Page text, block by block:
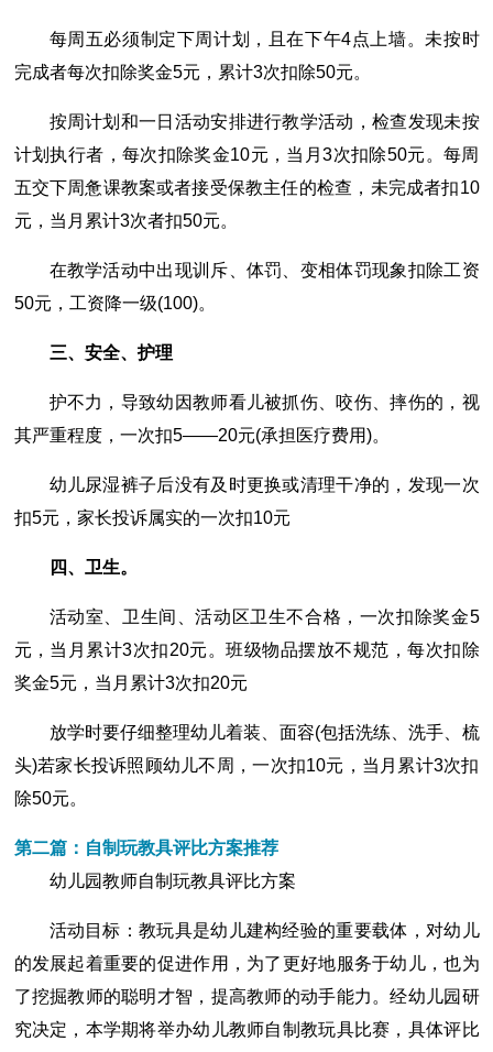
每周五必须制定下周计划，且在下午4点上墙。未按时
完成者每次扣除奖金5元，累计3次扣除50元。
按周计划和一日活动安排进行教学活动，检查发现未按
计划执行者，每次扣除奖金10元，当月3次扣除50元。每周
五交下周惫课教案或者接受保教主任的检查，未完成者扣10
元，当月累计3次者扣50元。
在教学活动中出现训斥、体罚、变相体罚现象扣除工资
50元，工资降一级(100)。
三、安全、护理
护不力，导致幼因教师看儿被抓伤、咬伤、摔伤的，视
其严重程度，一次扣5――20元(承担医疗费用)。
幼儿尿湿裤子后没有及时更换或清理干净的，发现一次
扣5元，家长投诉属实的一次扣10元
四、卫生。
活动室、卫生间、活动区卫生不合格，一次扣除奖金5
元，当月累计3次扣20元。班级物品摆放不规范，每次扣除
奖金5元，当月累计3次扣20元
放学时要仔细整理幼儿着装、面容(包括洗练、洗手、梳
头)若家长投诉照顾幼儿不周，一次扣10元，当月累计3次扣
除50元。
第二篇：自制玩教具评比方案推荐
幼儿园教师自制玩教具评比方案
活动目标：教玩具是幼儿建构经验的重要载体，对幼儿
的发展起着重要的促进作用，为了更好地服务于幼儿，也为
了挖掘教师的聪明才智，提高教师的动手能力。经幼儿园研
究决定，本学期将举办幼儿教师自制教玩具比赛，具体评比